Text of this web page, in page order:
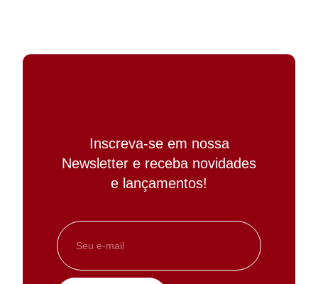
Inscreva-se em nossa
Newsletter e receba novidades
e lançamentos!